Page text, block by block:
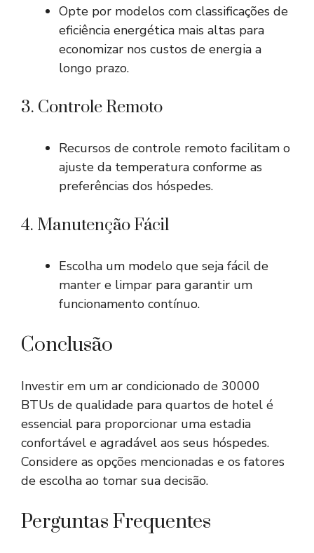
Opte por modelos com classificações de
eficiência energética mais altas para
economizar nos custos de energia a
longo prazo.
3. Controle Remoto
Recursos de controle remoto facilitam o
ajuste da temperatura conforme as
preferências dos hóspedes.
4. Manutenção Fácil
Escolha um modelo que seja fácil de
manter e limpar para garantir um
funcionamento contínuo.
Conclusão
Investir em um ar condicionado de 30000
BTUs de qualidade para quartos de hotel é
essencial para proporcionar uma estadia
confortável e agradável aos seus hóspedes.
Considere as opções mencionadas e os fatores
de escolha ao tomar sua decisão.
Perguntas Frequentes